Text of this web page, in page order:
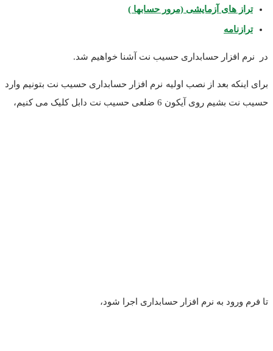
تراز های آزمایشی (مرور حسابها )
ترازنامه
در نرم افزار حسابداری حسیب نت آشنا خواهیم شد.
برای اینکه بعد از نصب اولیه نرم افزار حسابداری حسیب نت بتونیم وارد
حسیب نت بشیم روی آیکون 6 ضلعی حسیب نت دابل کلیک می کنیم،
تا فرم ورود به نرم افزار حسابداری اجرا شود،